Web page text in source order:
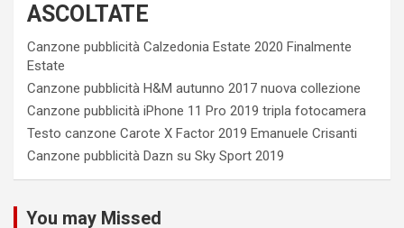
ASCOLTATE
Canzone pubblicità Calzedonia Estate 2020 Finalmente
Estate
Canzone pubblicità H&M autunno 2017 nuova collezione
Canzone pubblicità iPhone 11 Pro 2019 tripla fotocamera
Testo canzone Carote X Factor 2019 Emanuele Crisanti
Canzone pubblicità Dazn su Sky Sport 2019
You may Missed